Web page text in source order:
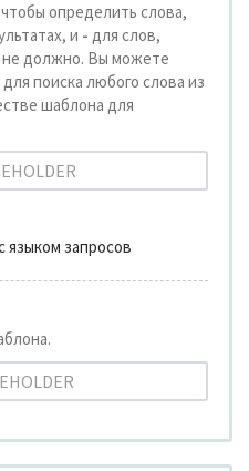
определить слова,
и - для слов,
не должно. Вы можете
для поиска любого слова из
шаблона для
языком запросов